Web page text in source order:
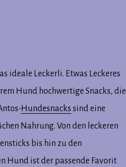
ideale Leckerli. Etwas Leckeres
Hund hochwertige Snacks, die
Hundesnacks sind eine
Nahrung. Von den leckeren
bis hin zu den
Hund ist der passende Favorit